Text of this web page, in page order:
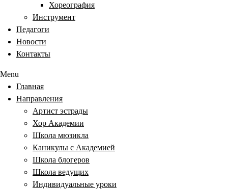
Хореография
Инструмент
Педагоги
Новости
Контакты
Menu
Главная
Направления
Артист эстрады
Хор Академии
Школа мюзикла
Каникулы с Академией
Школа блогеров
Школа ведущих
Индивидуальные уроки